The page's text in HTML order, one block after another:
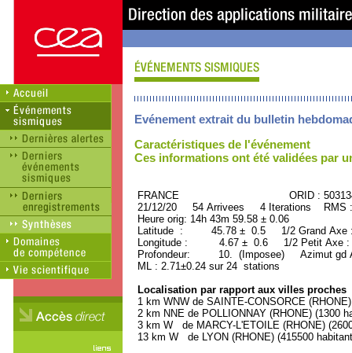
Evénement extrait du bulletin
Caractéristiques de l'événement
Ces informations ont été validées par
FRANCE ORID :
21/12/20 54 Arrivees 4 Iterations RMS
Heure orig: 14h 43m 59.58 ± 0.06
Latitude : 45.78 ± 0.5 1/2 Grand
Longitude : 4.67 ± 0.6 1/2 Petit Axe
Profondeur: 10. (Imposee) Azimut gd
ML : 2.71±0.24 sur 24 stations
Localisation par rapport aux villes proches
1 km WNW de SAINTE-CONSORCE
2 km NNE de POLLIONNAY (RHONE) (1300
3 km W de MARCY-L'ETOILE (RHONE)
13 km W de LYON (RHONE) (415500